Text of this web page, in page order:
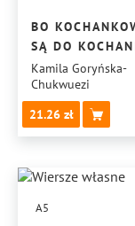
BO
SĄ DO
Kamila Goryńska-
Chukwuezi
21.26
A5